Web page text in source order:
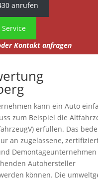
anrufen
Kontakt anfragen
kann ein Auto
zum Beispiel die
erfüllen. Das
an zugelassene,
Autohersteller
können. Die